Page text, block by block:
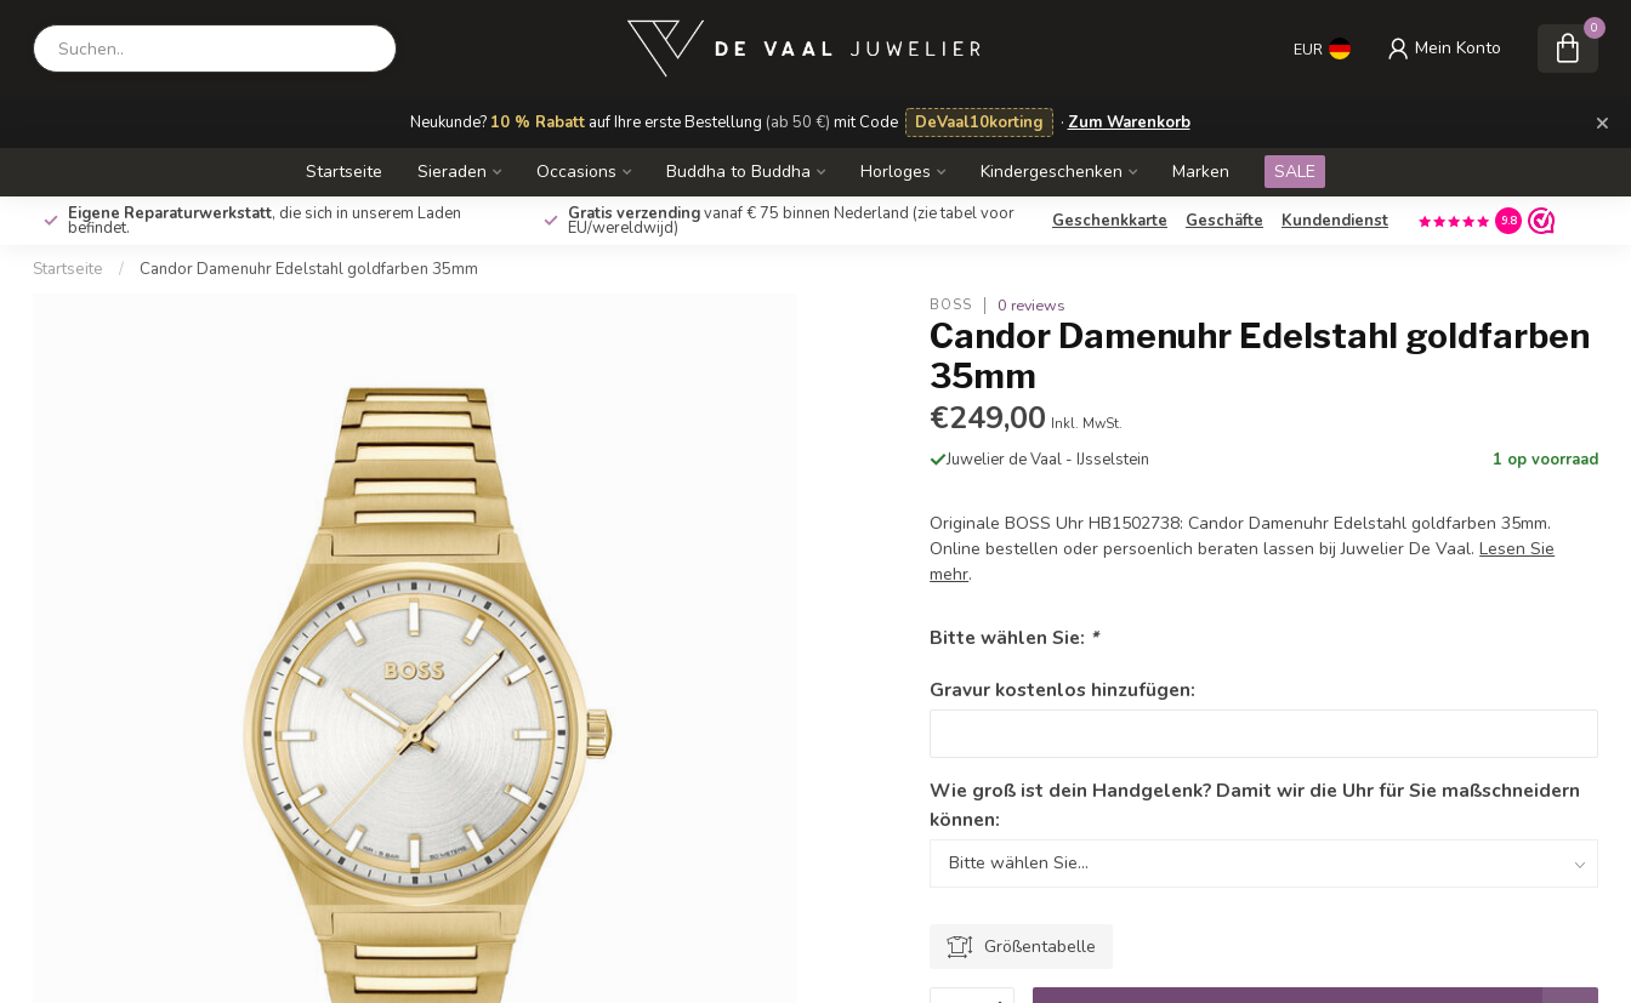
Neukunde? 10 % Rabattauf Ihre erste Bestellung (ab 50 €) mit Code DeVaal10korting · Zum Warenkorb ×
EUR Mein Konto
0
Startseite Sieraden Occasions Buddha to Buddha Horloges Kindergeschenken Marken SALE
Eigene Reparaturwerkstatt, die sich in unserem Laden
befindet.
Gratis verzendingvanaf € 75 binnen Nederland (zie tabel voor
EU/wereldwijd) Geschenkkarte Geschäfte Kundendienst 9.8
Startseite / Candor Damenuhr Edelstahl goldfarben 35mm
BOSS 0 reviews
Candor Damenuhr Edelstahl goldfarben
35mm
€249,00 Inkl. MwSt.
Juwelier de Vaal - IJsselstein 1 op voorraad
Originale BOSS Uhr HB1502738: Candor Damenuhr Edelstahl goldfarben 35mm.
Online bestellen oder persoenlich beraten lassen bij Juwelier De Vaal.Lesen Sie
mehr.
Bitte wählen Sie: *
Gravur kostenlos hinzufügen:
Wie groß ist dein Handgelenk? Damit wir die Uhr für Sie maßschneidern
können:
Größentabelle